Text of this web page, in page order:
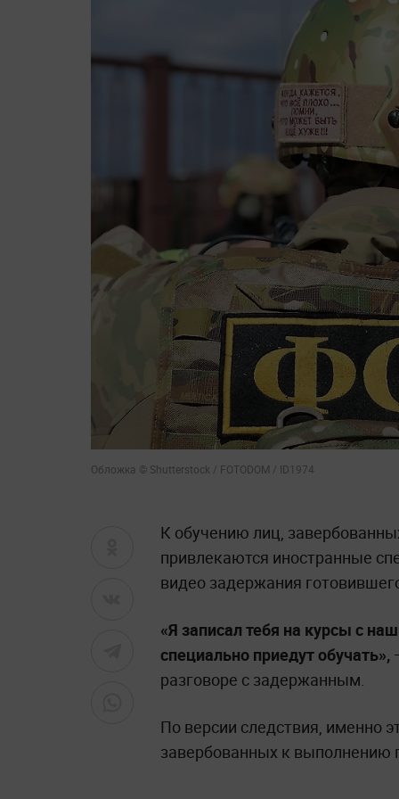
Обложка © Shutterstock / FOTODOM / ID1974
К обучению лиц,
привлекаются иностранные
видео задержания
«Я записал тебя на курсы с
специально приедут обучать»,
разговоре с задержанным.
По версии следствия, именно
завербованных к выполнению